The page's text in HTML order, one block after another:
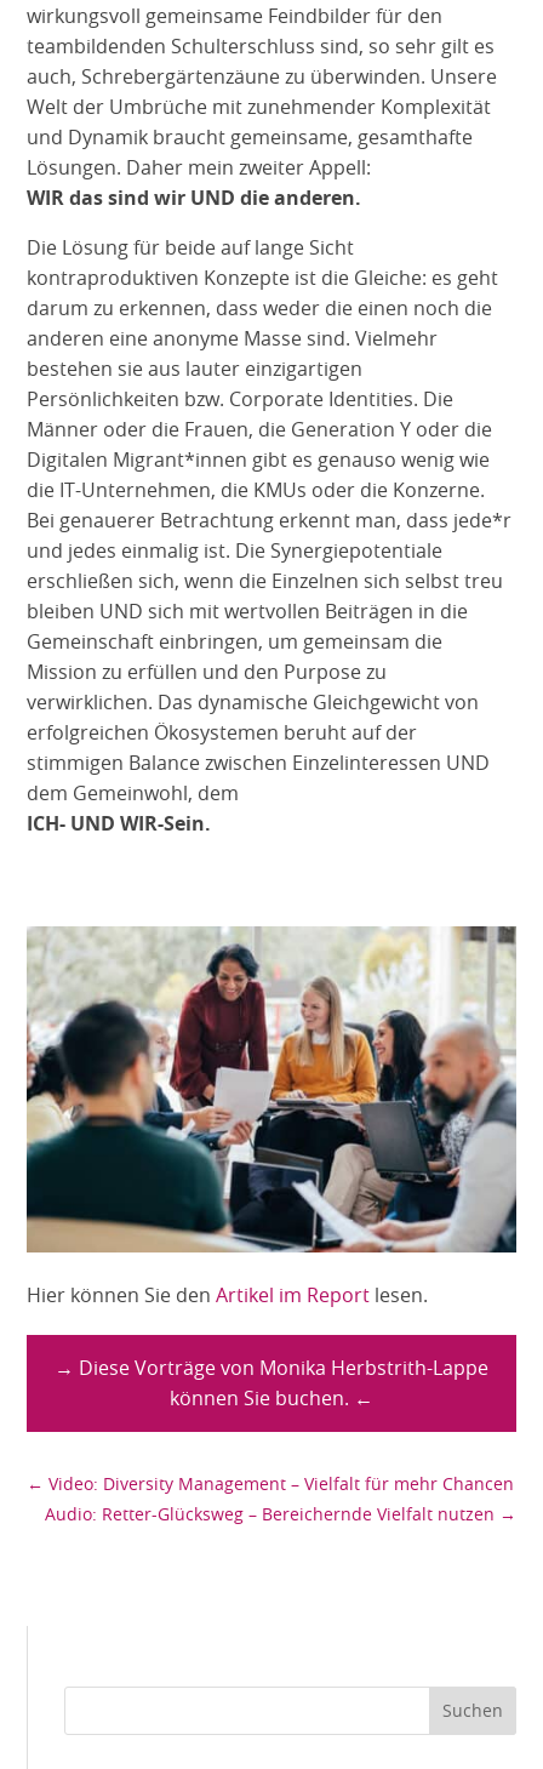
wirkungsvoll gemeinsame Feindbilder für den
teambildenden Schulterschluss sind, so sehr gilt es
auch, Schrebergärtenzäune zu überwinden. Unsere
Welt der Umbrüche mit zunehmender Komplexität
und Dynamik braucht gemeinsame, gesamthafte
Lösungen. Daher mein zweiter Appell:
WIR das sind wir UND die anderen.
Die Lösung für beide auf lange Sicht
kontraproduktiven Konzepte ist die Gleiche: es geht
darum zu erkennen, dass weder die einen noch die
anderen eine anonyme Masse sind. Vielmehr
bestehen sie aus lauter einzigartigen
Persönlichkeiten bzw. Corporate Identities. Die
Männer oder die Frauen, die Generation Y oder die
Digitalen Migrant*innen gibt es genauso wenig wie
die IT-Unternehmen, die KMUs oder die Konzerne.
Bei genauerer Betrachtung erkennt man, dass jede*r
und jedes einmalig ist. Die Synergiepotentiale
erschließen sich, wenn die Einzelnen sich selbst treu
bleiben UND sich mit wertvollen Beiträgen in die
Gemeinschaft einbringen, um gemeinsam die
Mission zu erfüllen und den Purpose zu
verwirklichen. Das dynamische Gleichgewicht von
erfolgreichen Ökosystemen beruht auf der
stimmigen Balance zwischen Einzelinteressen UND
dem Gemeinwohl, dem
ICH- UND WIR-Sein.
Hier können Sie denArtikel im Report lesen.
→ Diese Vorträge von Monika Herbstrith-Lappe
können Sie buchen. ←
←Video: Diversity Management – Vielfalt für mehr Chancen
Audio: Retter-Glücksweg – Bereichernde Vielfalt nutzen →